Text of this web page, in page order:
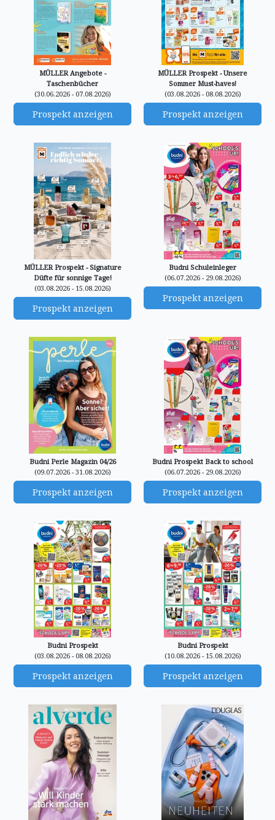
MÜLLER Angebote -
Taschenbücher
(30.06.2026 - 07.08.2026)
Prospekt anzeigen
MÜLLER Prospekt - Unsere
Sommer Must-haves!
(03.08.2026 - 08.08.2026)
Prospekt anzeigen
MÜLLER Prospekt - Signature
Düfte für sonnige Tage!
(03.08.2026 - 15.08.2026)
Prospekt anzeigen
Budni Schuleinleger
(06.07.2026 - 29.08.2026)
Prospekt anzeigen
Budni Perle Magazin 04/26
(09.07.2026 - 31.08.2026)
Prospekt anzeigen
Budni Prospekt Back to school
(06.07.2026 - 29.08.2026)
Prospekt anzeigen
Budni Prospekt
(03.08.2026 - 08.08.2026)
Prospekt anzeigen
Budni Prospekt
(10.08.2026 - 15.08.2026)
Prospekt anzeigen